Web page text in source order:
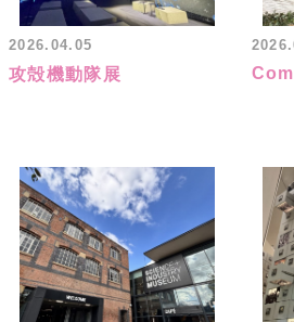
2026.04.05
攻殻機動隊展